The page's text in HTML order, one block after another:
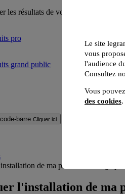
les résultats de votre recherche
pro
grand public
barre Cliquer ici
de ma prise de recharge
l'installation de ma
Le site
vous
l'audience
Consultez
Vous
des cookies.